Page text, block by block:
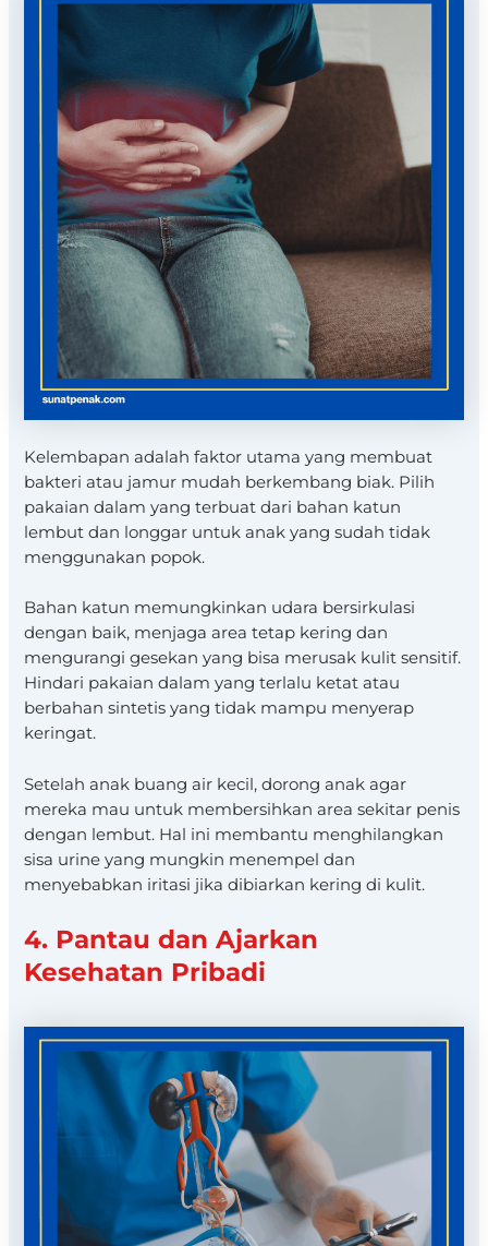
Kelembapan adalah faktor utama yang membuat
bakteri atau jamur mudah berkembang biak. Pilih
pakaian dalam yang terbuat dari bahan katun
lembut dan longgar untuk anak yang sudah tidak
menggunakan popok.
Bahan katun memungkinkan udara bersirkulasi
dengan baik, menjaga area tetap kering dan
mengurangi gesekan yang bisa merusak kulit sensitif.
Hindari pakaian dalam yang terlalu ketat atau
berbahan sintetis yang tidak mampu menyerap
keringat.
Setelah anak buang air kecil, dorong anak agar
mereka mau untuk membersihkan area sekitar penis
dengan lembut. Hal ini membantu menghilangkan
sisa urine yang mungkin menempel dan
menyebabkan iritasi jika dibiarkan kering di kulit.
4. Pantau dan Ajarkan
Kesehatan Pribadi